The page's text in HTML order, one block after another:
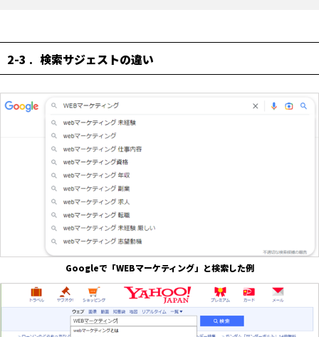
2-3 検索サジェストの違い
Googleで「WEBマーケティング」と検索した例